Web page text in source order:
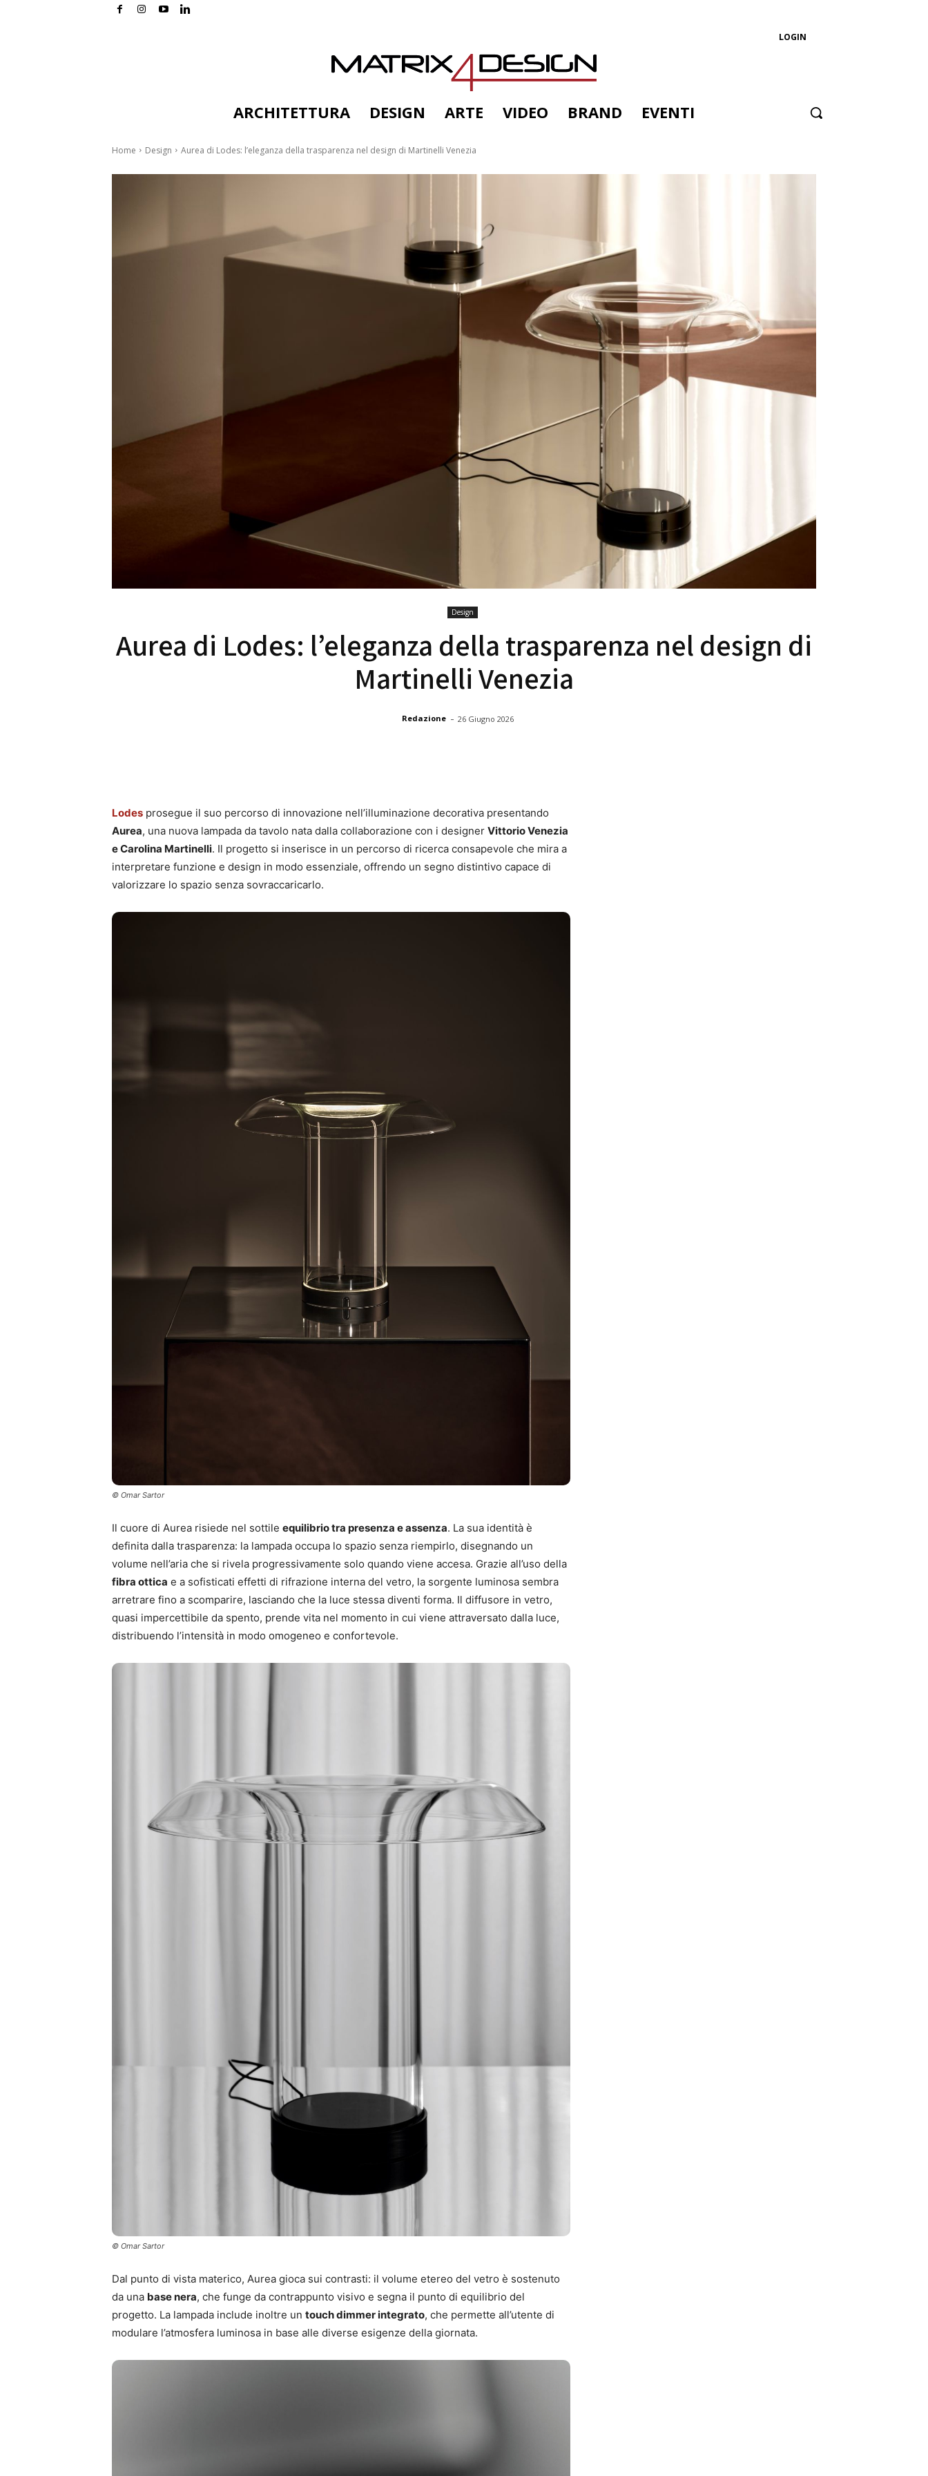
LOGIN
ARCHITETTURA DESIGN ARTE VIDEO BRAND EVENTI
Home Design Aurea di Lodes: l’eleganza della trasparenza nel design di Martinelli Venezia
Design
Aurea di Lodes: l’eleganza della trasparenza nel design di
Martinelli Venezia
Redazione - 26 Giugno 2026
Lodes prosegue il suo percorso di innovazione nell’illuminazione decorativa presentando
Aurea, una nuova lampada da tavolo nata dalla collaborazione con i designer Vittorio Venezia
e Carolina Martinelli. Il progetto si inserisce in un percorso di ricerca consapevole che mira a
interpretare funzione e design in modo essenziale, offrendo un segno distintivo capace di
valorizzare lo spazio senza sovraccaricarlo.
© Omar Sartor
Il cuore di Aurea risiede nel sottile equilibrio tra presenza e assenza. La sua identità è
definita dalla trasparenza: la lampada occupa lo spazio senza riempirlo, disegnando un
volume nell’aria che si rivela progressivamente solo quando viene accesa. Grazie all’uso della
fibra ottica e a sofisticati effetti di rifrazione interna del vetro, la sorgente luminosa sembra
arretrare fino a scomparire, lasciando che la luce stessa diventi forma. Il diffusore in vetro,
quasi impercettibile da spento, prende vita nel momento in cui viene attraversato dalla luce,
distribuendo l’intensità in modo omogeneo e confortevole.
© Omar Sartor
Dal punto di vista materico, Aurea gioca sui contrasti: il volume etereo del vetro è sostenuto
da una base nera, che funge da contrappunto visivo e segna il punto di equilibrio del
progetto. La lampada include inoltre un touch dimmer integrato, che permette all’utente di
modulare l’atmosfera luminosa in base alle diverse esigenze della giornata.